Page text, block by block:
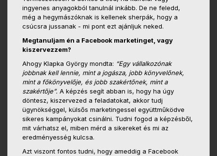
ingyenes anyagokból tanulnál inkább. De ne feledd,
még a hegymászóknak is kellenek sherpák, hogy a
csúcsra jussanak - mi pont ezt ajánljuk neked.
Megtanuljam én a Facebook marketinget, vagy
kiszervezzem?
Ahogy Klapka György mondta: “Egy vállalkozónak
jobbnak kell lennie, mint a jogásza, jobb könyvelőnek,
mint a főkönyvelője, és jobb szakértőnek, mint a
szakértője”. A képzés segít abban is, hogy ha úgy
döntesz, kiszervezed a feladatokat, akkor tudj
ügynökséggel, külsős marketingessel együttműködve
sikeres kampányokat csinálni. Tudni fogod a képzésből,
mit várhatsz el, miben mérd a sikereket és mi az
eredményesség kulcsa.
Azt viszont fontos tudni, hogy ameddig a Facebook